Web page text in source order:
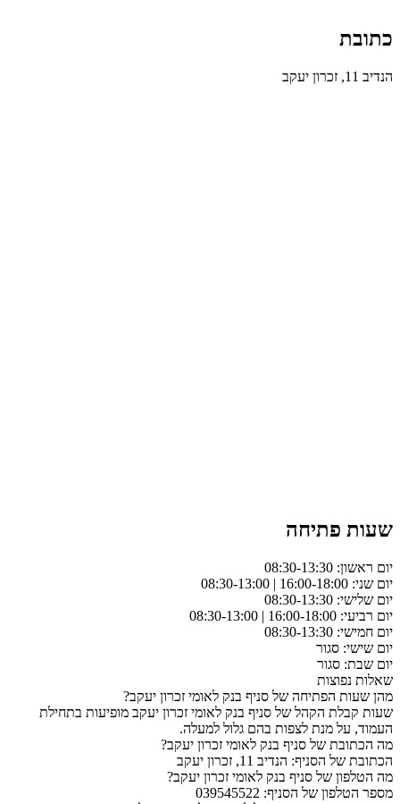
כתובת
הנדיב 11, זכרון יעקב
שעות פתיחה
יום ראשון: 08:30-13:30
יום שני: 16:00-18:00 | 08:30-13:00
יום שלישי: 08:30-13:30
יום רביעי: 16:00-18:00 | 08:30-13:00
יום חמישי: 08:30-13:30
יום שישי: סגור
יום שבת: סגור
שאלות נפוצות
מהן שעות הפתיחה של סניף בנק לאומי זכרון יעקב?
שעות קבלת הקהל של סניף בנק לאומי זכרון יעקב מופיעות בתחילת
העמוד, על מנת לצפות בהם גלול למעלה.
מה הכתובת של סניף בנק לאומי זכרון יעקב?
הכתובת של הסניף: הנדיב 11, זכרון יעקב
מה הטלפון של סניף בנק לאומי זכרון יעקב?
מספר הטלפון של הסניף: 039545522